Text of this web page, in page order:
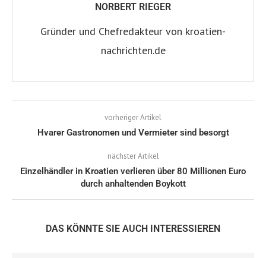
NORBERT RIEGER
Gründer und Chefredakteur von kroatien-
nachrichten.de
vorheriger Artikel
Hvarer Gastronomen und Vermieter sind besorgt
nächster Artikel
Einzelhändler in Kroatien verlieren über 80 Millionen Euro
durch anhaltenden Boykott
DAS KÖNNTE SIE AUCH INTERESSIEREN